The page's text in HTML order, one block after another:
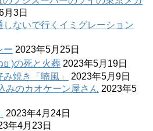
月3日
しないで行くイミグレーション
ー 2023年5月25日
)の死と火葬 2023年5月19日
焼き「喃風」
2023年5月9日
みのカオケーン屋さん 2023年5
2023年4月24日
年4月23日